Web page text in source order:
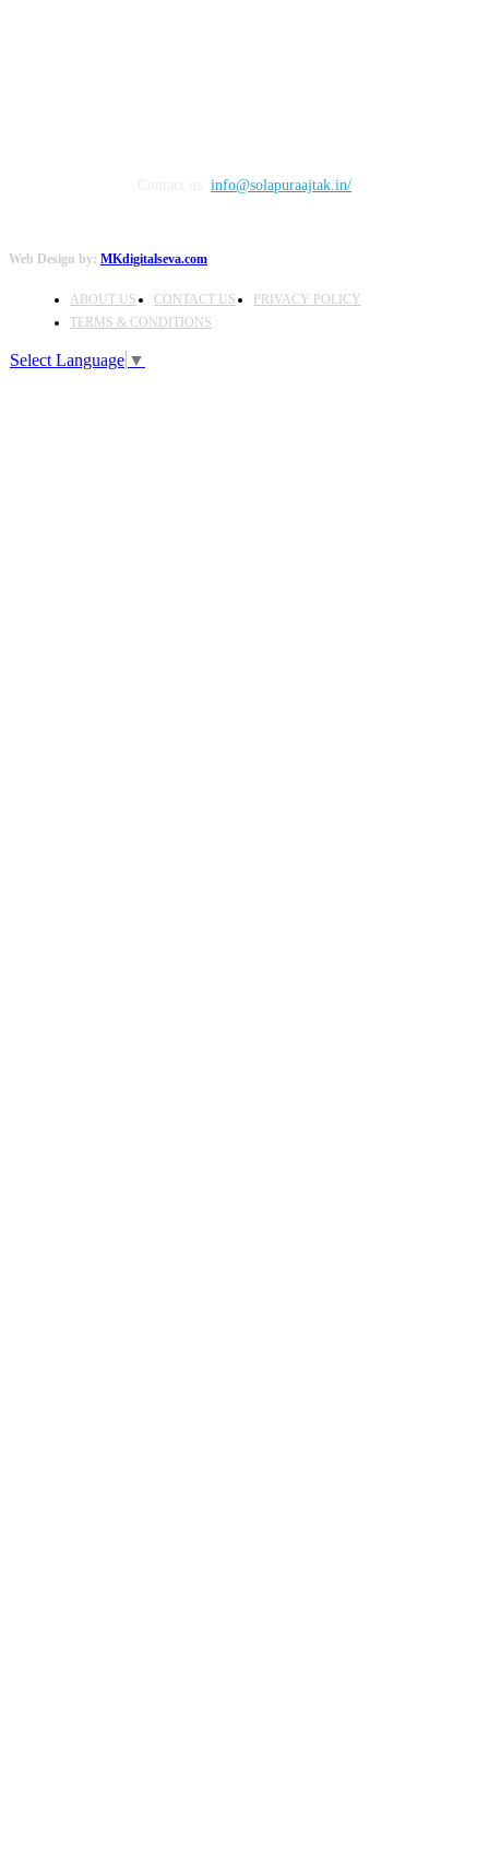
info@solapuraajtak.in/
Web Design by: MKdigitalseva.com
ABOUT US CONTACT US
PRIVACY POLICY
TERMS & CONDITIONS
Select Language ▼